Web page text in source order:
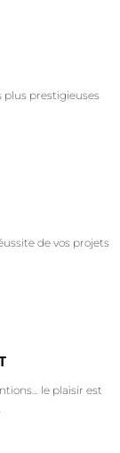
plus prestigieuses
de vos projets
le plaisir est